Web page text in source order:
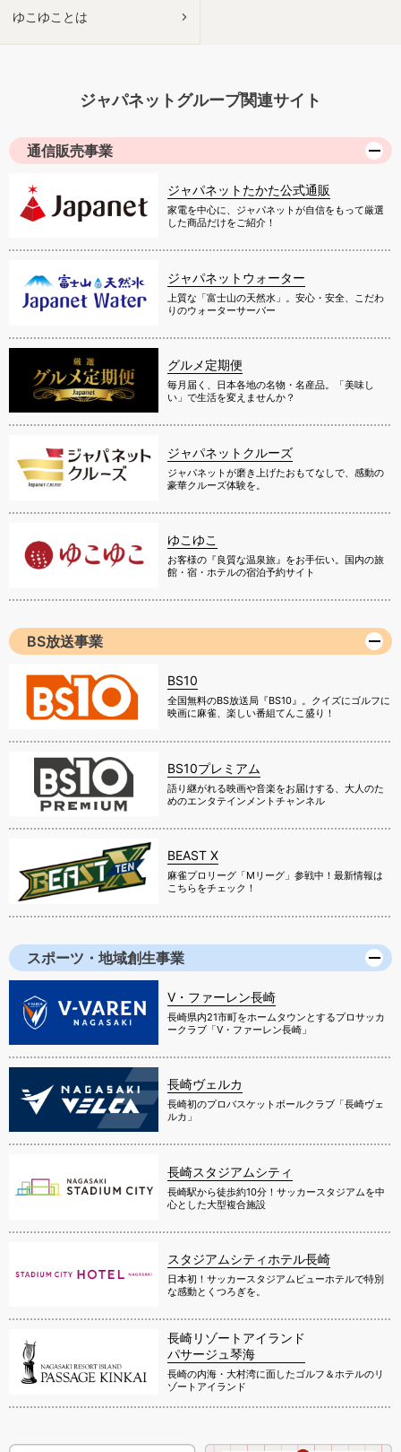
ゆこゆことは
ジャパネットグループ関連サイト
通信販売事業
ジャパネットたかた公式通販
家電を中心に、ジャパネットが自信をもって厳選
した商品だけをご紹介！
ジャパネットウォーター
上質な「富士山の天然水」。安心・安全、こだわ
りのウォーターサーバー
グルメ定期便
毎月届く、日本各地の名物・名産品。「美味し
い」で生活を変えませんか？
ジャパネットクルーズ
ジャパネットが磨き上げたおもてなしで、感動の
豪華クルーズ体験を。
ゆこゆこ
お客様の『良質な温泉旅』をお手伝い。国内の旅
館・宿・ホテルの宿泊予約サイト
BS放送事業
BS10
全国無料のBS放送局『BS10』。クイズにゴルフに
映画に麻雀、楽しい番組てんこ盛り！
BS10プレミアム
語り継がれる映画や音楽をお届けする、大人のた
めのエンタテインメントチャンネル
BEAST X
麻雀プロリーグ「Mリーグ」参戦中！最新情報は
こちらをチェック！
スポーツ・地域創生事業
V・ファーレン長崎
長崎県内21市町をホームタウンとするプロサッカ
ークラブ「V・ファーレン長崎」
長崎ヴェルカ
長崎初のプロバスケットボールクラブ「長崎ヴェ
ルカ」
長崎スタジアムシティ
長崎駅から徒歩約10分！サッカースタジアムを中
心とした大型複合施設
スタジアムシティホテル長崎
日本初！サッカースタジアムビューホテルで特別
な感動とくつろぎを。
長崎リゾートアイランド
パサージュ琴海
長崎の内海・大村湾に面したゴルフ＆ホテルのリ
ゾートアイランド